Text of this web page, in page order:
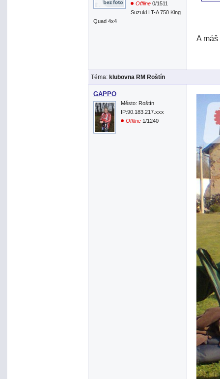
Offline 0/1511
Suzuki LT-A 750 King
Quad 4x4
A
Téma: klubovna RM Roštín
GAPPO
Město: Roštín
IP:90.183.217.xxx
Offline 1/1240